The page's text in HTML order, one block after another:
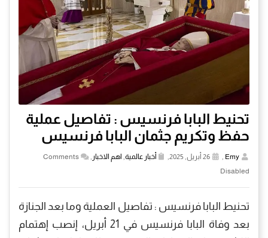
تحنيط البابا فرنسيس : تفاصيل عملية
حفظ وتكريم جثمان البابا فرنسيس
Emy
, أخبار عالمية, اهم الاخبار ,
Comments
Disabled
تحنيط البابا فرنسيس : تفاصيل العملية وما بعد الجنازة
بعد وفاة البابا فرنسيس في 21 أبريل، إنصب إهتمام